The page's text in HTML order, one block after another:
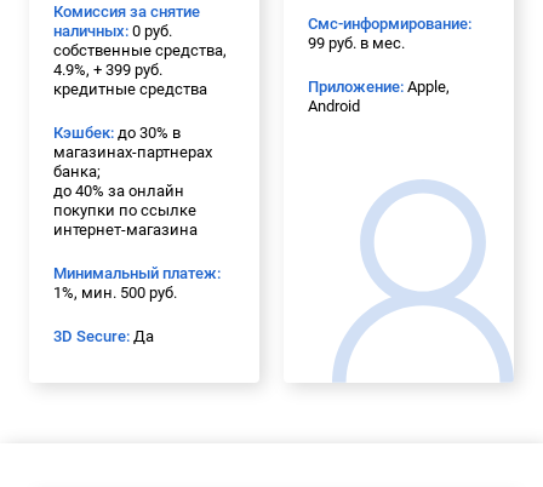
Комиссия за снятие
наличных: 0 руб.
собственные средства,
4.9%, + 399 руб.
кредитные средства
Кэшбек: до 30% в
магазинах-партнерах
банка;
до 40% за онлайн
покупки по ссылке
интернет-магазина
Минимальный платеж:
1%, мин. 500 руб.
3D Secure: Да
Смс-информирование:
99 руб. в мес.
Приложение: Apple,
Android